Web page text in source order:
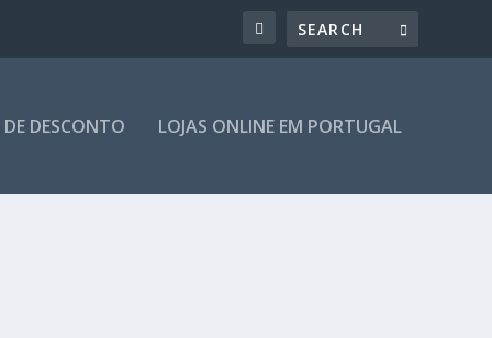
DESCONTO LOJAS ONLINE EM PORTUGAL